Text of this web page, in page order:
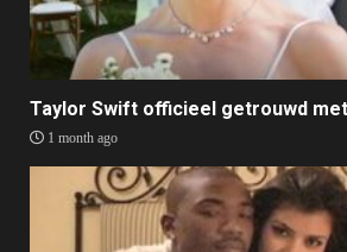
Taylor Swift officieel getrouwd
1 month ago